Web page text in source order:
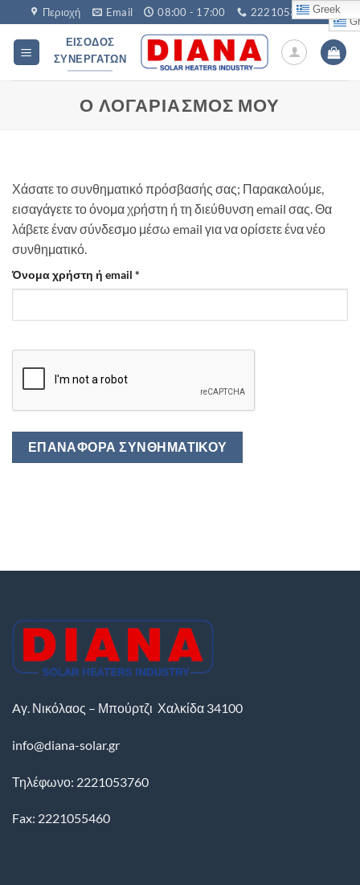
Μετάβαση
στο
περιεχόμενο
Περιοχή Email 08:00 - 17:00 2221053760
ΕΊΣΟΔΟΣ
ΣΥΝΕΡΓΑΤΏΝ
Ο ΛΟΓΑΡΙΑΣΜΌΣ ΜΟΥ
Χάσατε το συνθηματικό πρόσβασής σας; Παρακαλούμε,
εισαγάγετε το όνομα χρήστη ή τη διεύθυνση email σας. Θα
λάβετε έναν σύνδεσμο μέσω email για να ορίσετε ένα νέο
συνθηματικό.
Όνομα χρήστη ή email *
ΕΠΑΝΑΦΟΡΆ ΣΥΝΘΗΜΑΤΙΚΟΎ
Aγ. Νικόλαος – Μπούρτζι Χαλκίδα 34100
info@diana-solar.gr
Τηλέφωνο: 2221053760
Fax: 2221055460
Greek